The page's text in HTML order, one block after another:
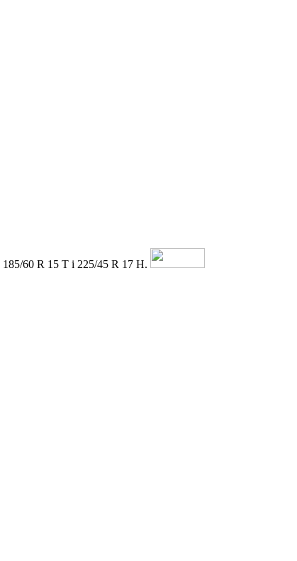
185/60 R 15 T i 225/45 R 17 H.